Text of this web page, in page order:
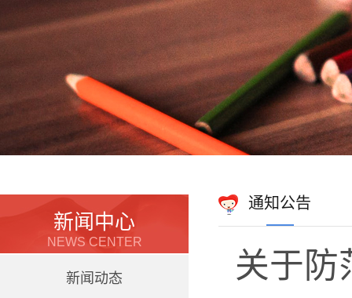
新闻中心
NEWS CENTER
新闻动态
通知公告
关于防